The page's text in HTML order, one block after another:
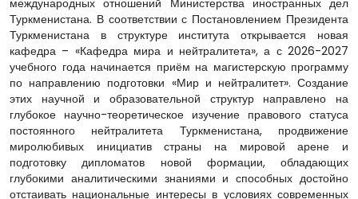
Туркменистана. В соответствии с Постановлением Президента
Туркменистана в структуре института открывается новая
кафедра – «Кафедра мира и нейтралитета», а с 2026-2027
учебного года начинается приём на магистерскую программу
по направлению подготовки «Мир и нейтралитет». Создание
этих научной и образовательной структур направлено на
глубокое научно-теоретическое изучение правового статуса
постоянного нейтралитета Туркменистана, продвижение
миролюбивых инициатив страны на мировой арене и
подготовку дипломатов новой формации, обладающих
глубокими аналитическими знаниями и способных достойно
отстаивать национальные интересы в условиях современных